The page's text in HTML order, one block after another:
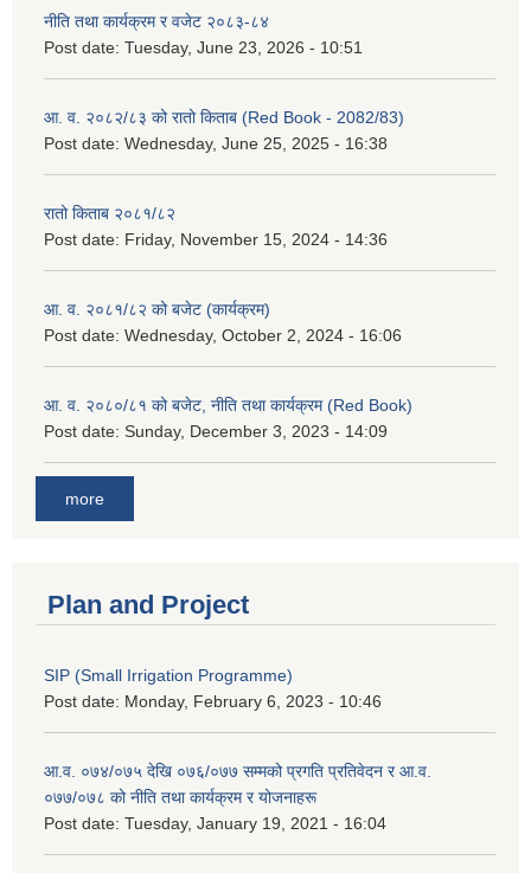
नीति तथा कार्यक्रम र वजेट २०८३-८४
Post date: Tuesday, June 23, 2026 - 10:51
आ. व. २०८२/८३ को रातो किताब (Red Book - 2082/83)
Post date: Wednesday, June 25, 2025 - 16:38
रातो किताब २०८१/८२
Post date: Friday, November 15, 2024 - 14:36
आ. व. २०८१/८२ को बजेट (कार्यक्रम)
Post date: Wednesday, October 2, 2024 - 16:06
आ. व. २०८०/८१ को बजेट, नीति तथा कार्यक्रम (Red Book)
Post date: Sunday, December 3, 2023 - 14:09
more
Plan and Project
SIP (Small Irrigation Programme)
Post date: Monday, February 6, 2023 - 10:46
आ.व. ०७४/०७५ देखि ०७६/०७७ सम्मको प्रगति प्रतिवेदन र आ.व.
०७७/०७८ को नीति तथा कार्यक्रम र योजनाहरू
Post date: Tuesday, January 19, 2021 - 16:04